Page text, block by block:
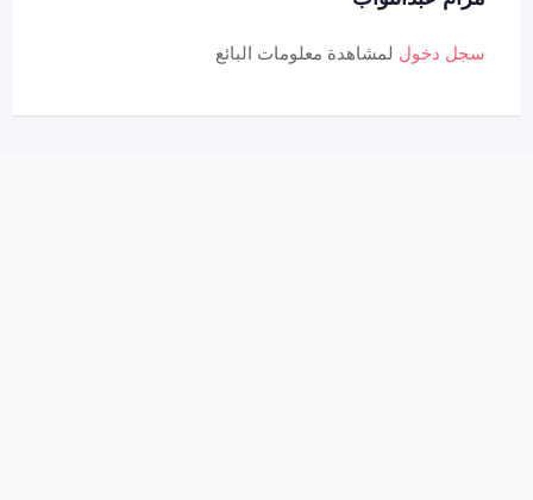
سجل دخول لمشاهدة معلومات البائع